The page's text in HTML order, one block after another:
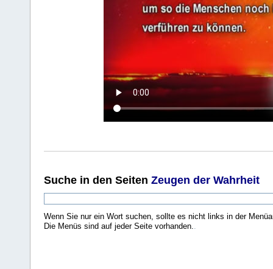
Suche in den Seiten Zeugen der Wahrheit
Wenn Sie nur ein Wort suchen, sollte es nicht links in der
Die Menüs sind auf jeder Seite vorhanden..